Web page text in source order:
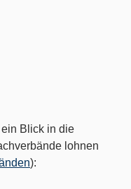
Blick in die
lohnen
):